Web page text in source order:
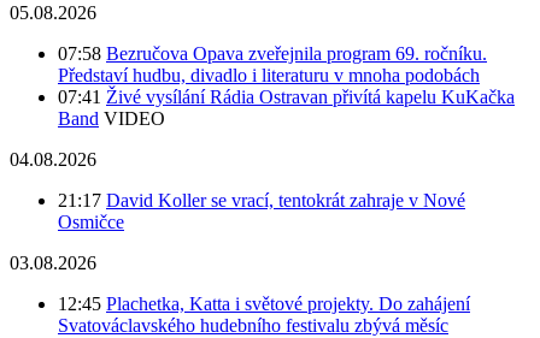
05.08.2026
07:58 Bezručova Opava zveřejnila program 69. ročníku.
Představí hudbu, divadlo i literaturu v mnoha podobách
07:41 Živé vysílání Rádia Ostravan přivítá kapelu KuKačka
Band VIDEO
04.08.2026
21:17 David Koller se vrací, tentokrát zahraje v Nové
Osmičce
03.08.2026
12:45 Plachetka, Katta i světové projekty. Do zahájení
Svatováclavského hudebního festivalu zbývá měsíc